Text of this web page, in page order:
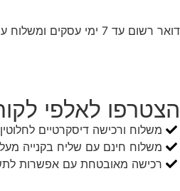
דואר רשום עד 7 ימי עסקים ומשלוח עם שליח עד 3 ימי עסקים (עד 5 ימי עסקים לישובים מרוחקים)
הצטרפו לאלפי
משלוח ורכישה דיסקרטיים לחלוטין
משלוח חינם עם שליח בקנייה מעל 199 ₪
רכישה מאובטחת עם אפשרות